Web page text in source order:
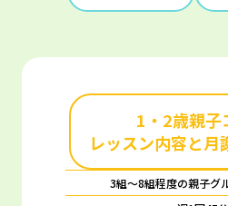
1・2歳親子
レッスン内容と月
3組～8組程度の親子グ